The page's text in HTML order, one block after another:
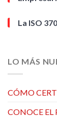
La ISO
LO MÁS
CÓMO
CONOCE EL